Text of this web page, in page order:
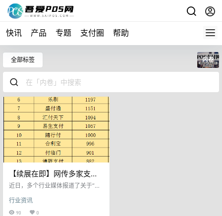
快讯 产品 专题 支付圈 帮助
全部标签 内卷
【续展在即】网传多家支付
公司将面临天价罚单，某业
近日，多个行业媒体报道了关于“优
构将面临过亿天价罚单”的消息，一
时间支付圈传的沸沸扬扬。 两件事
行业资讯
90 0